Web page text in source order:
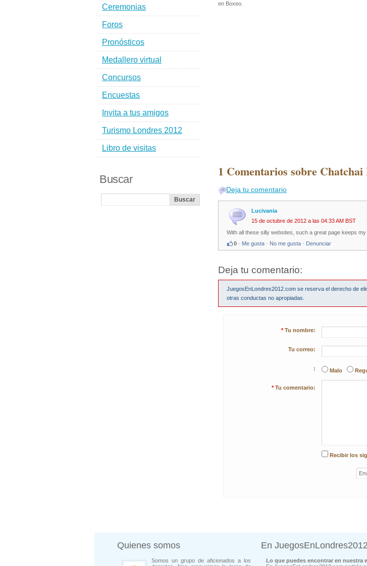
en Boxeo.
1 Comentarios sobre Chatchai
Deja tu comentario
Lucivania
15 de octubre de 2012 a las 04:33 AM BST
With all these silly websites, such a great page keeps my
0 · Me gusta · No me gusta · Denunciar
Deja tu comentario:
JuegosEnLondres2012.com se reserva el derecho de
otras conductas no apropiadas.
* Tu nombre:
Tu correo:
: Malo
* Tu comentario:
Recibir los
Ceremonias
Foros
Pronósticos
Medallero virtual
Concursos
Encuestas
Invita a tus amigos
Turismo Londres 2012
Libro de visitas
Buscar
Quienes somos
Somos un grupo de aficionados a los
En
Lo que puedes encontrar en nuestra